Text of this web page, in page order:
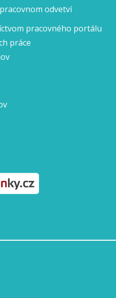
odvetví
pracovného portálu
práce